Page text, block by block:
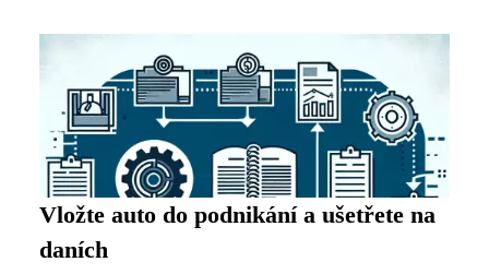
Vložte auto do podnikání a ušetřete na
daních